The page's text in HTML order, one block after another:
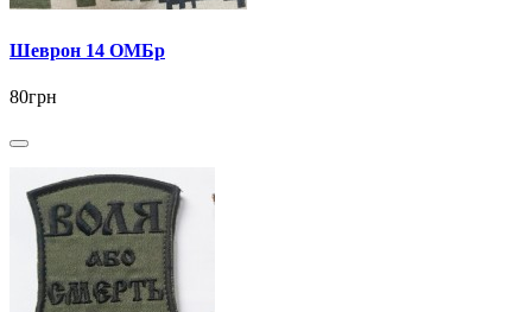
Шеврон 14 ОМБр
80грн